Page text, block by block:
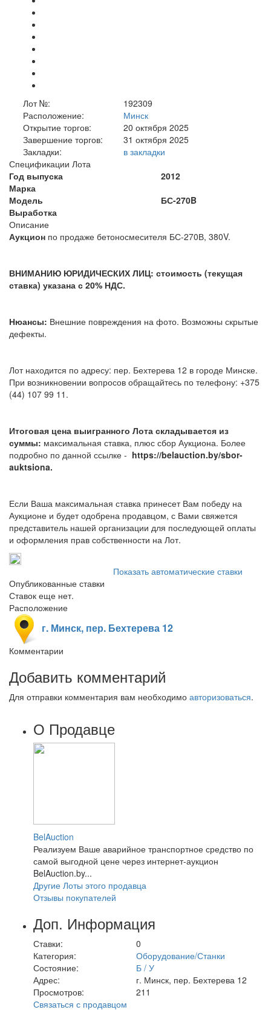
Лот №:
192309
Расположение:
Минск
Открытие торгов:
20 октября 2025
Завершение торгов:
31 октября 2025
Закладки:
в закладки
Спецификации Лота
Год выпуска
2012
Марка
Модель
БС-270B
Выработка
Описание
Аукцион по продаже бетоносмесителя БС-270В, 380V.
ВНИМАНИЮ ЮРИДИЧЕСКИХ ЛИЦ: стоимость (текущая
ставка) указана с 20% НДС.
Нюансы: Внешние повреждения на фото. Возможны скрытые
дефекты.
Лот находится по адресу: пер. Бехтерева 12 в городе Минске.
При возникновении вопросов обращайтесь по телефону: +375
(44) 107 99 11.
Итоговая цена выигранного Лота складывается из
суммы: максимальная ставка, плюс сбор Аукциона. Более
подробно по данной ссылке - https://belauction.by/sbor-
auktsiona.
Если Ваша максимальная ставка принесет Вам победу на
Аукционе и будет одобрена продавцом, с Вами свяжется
представитель нашей организации для последующей оплаты
и оформления прав собственности на Лот.
Показать автоматические ставки
Опубликованные ставки
Ставок еще нет.
Расположение
г. Минск, пер. Бехтерева 12
Комментарии
Добавить комментарий
Для отправки комментария вам необходимо авторизоваться.
О Продавце
BelAuction
Реализуем Ваше аварийное транспортное средство по
самой выгодной цене через интернет-аукцион
BelAuction.by...
Другие Лоты этого продавца
Отзывы покупателей
Доп. Информация
Ставки:
0
Категория:
Оборудование/Станки
Состояние:
Б / У
Адрес:
г. Минск, пер. Бехтерева 12
Просмотров:
211
Связаться с продавцом